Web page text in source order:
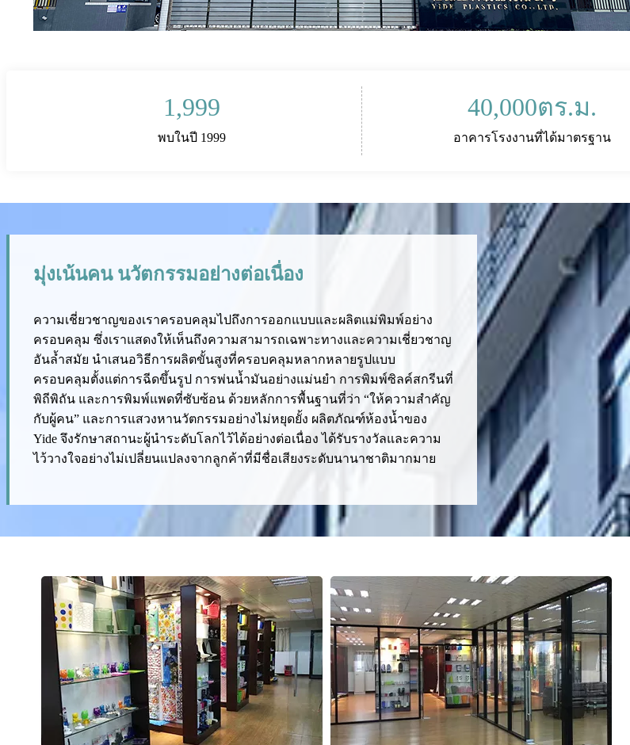
1,999
พบในปี 1999
40,000ตร.ม.
อาคารโรงงานที่ได้มาตรฐาน
มุ่งเน้นคน นวัตกรรมอย่างต่อเนื่อง
ความเชี่ยวชาญของเราครอบคลุมไปถึงการออกแบบและผลิตแม่พิมพ์อย่าง
ครอบคลุม ซึ่งเราแสดงให้เห็นถึงความสามารถเฉพาะทางและความเชี่ยวชาญ
อันล้ำสมัย นำเสนอวิธีการผลิตขั้นสูงที่ครอบคลุมหลากหลายรูปแบบ
ครอบคลุมตั้งแต่การฉีดขึ้นรูป การพ่นน้ำมันอย่างแม่นยำ การพิมพ์ซิลค์สกรีนที่
พิถีพิถัน และการพิมพ์แพดที่ซับซ้อน ด้วยหลักการพื้นฐานที่ว่า “ให้ความสำคัญ
กับผู้คน” และการแสวงหานวัตกรรมอย่างไม่หยุดยั้ง ผลิตภัณฑ์ห้องน้ำของ
Yide จึงรักษาสถานะผู้นำระดับโลกไว้ได้อย่างต่อเนื่อง ได้รับรางวัลและความ
ไว้วางใจอย่างไม่เปลี่ยนแปลงจากลูกค้าที่มีชื่อเสียงระดับนานาชาติมากมาย